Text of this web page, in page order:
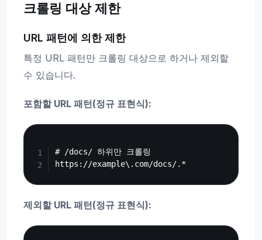
크롤링 대상 제한
URL 패턴에 의한 제한
특정 URL 패턴만 크롤링 대상으로 하거나 제외할
수 있습니다.
포함할 URL 패턴(정규 표현식):
# /docs/ 하위만 크롤링
제외할 URL 패턴(정규 표현식):